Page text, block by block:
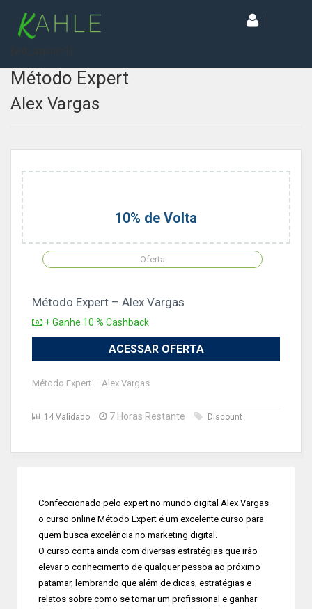
Método Expert
Alex Vargas
10% de Volta
Oferta
Método Expert – Alex Vargas
+ Ganhe 10 % Cashback
ACESSAR OFERTA
Método Expert – Alex Vargas
14 Validado 7 Horas Restante Discount
Confeccionado pelo expert no mundo digital Alex Vargas
o curso online Método Expert é um excelente curso para
quem busca excelência no marketing digital.
O curso conta ainda com diversas estratégias que irão
elevar o conhecimento de qualquer pessoa ao próximo
patamar, lembrando que além de dicas, estratégias e
relatos sobre como se tornar um profissional e ganhar